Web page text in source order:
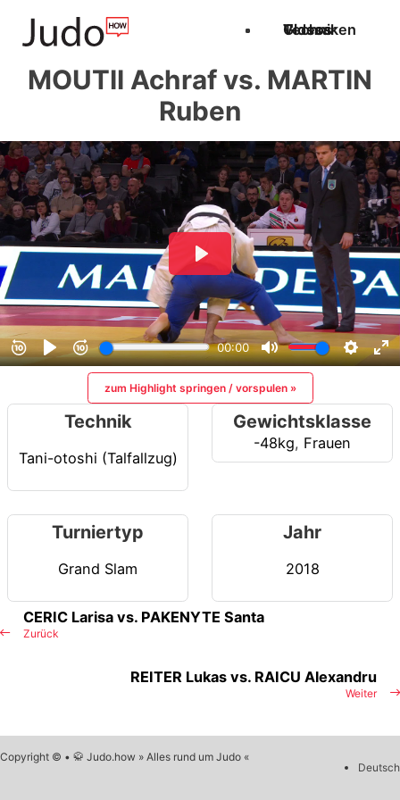
Techniken
Videos
Glossar
MOUTII Achraf vs. MARTIN
Ruben
zum Highlight springen / vorspulen »
Technik
Tani-otoshi (Talfallzug)
Gewichtsklasse
-48kg, Frauen
Turniertyp
Grand Slam
Jahr
2018
Zurück
CERIC Larisa vs. PAKENYTE Santa
Weiter
REITER Lukas vs. RAICU Alexandru
Copyright © • 🥋 Judo.how » Alles rund um Judo «
Deutsch